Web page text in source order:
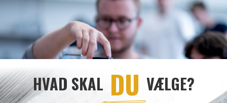
HVAD SKAL DU VÆLGE?